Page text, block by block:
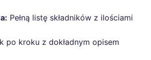
Pełną listę składników z ilościami
po kroku z dokładnym opisem